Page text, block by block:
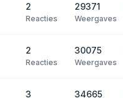
2
Reacties
29371
Weergaves
2
Reacties
30075
Weergaves
3 34665